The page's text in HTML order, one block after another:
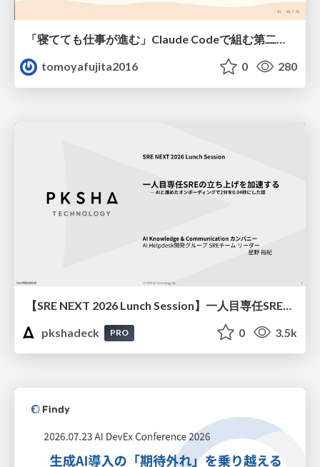
「寝てても仕事が進む」Claude Codeで組む第二の脳
tomoyafujita2016
0 280
pkshadeck
PRO 0 3.5k